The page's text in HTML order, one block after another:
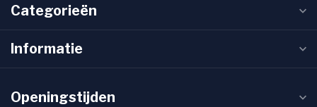
Categorieën
Informatie
Openingstijden